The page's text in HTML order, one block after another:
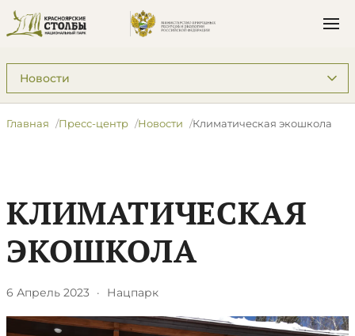
Подразделы: Пресс-центр
Главная Пресс-центр Новости ​Климатическая экошкола
​КЛИМАТИЧЕСКАЯ
ЭКОШКОЛА
6 Апрель 2023 · Нацпарк